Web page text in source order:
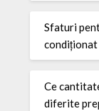
Sfaturi
Ce
diferite